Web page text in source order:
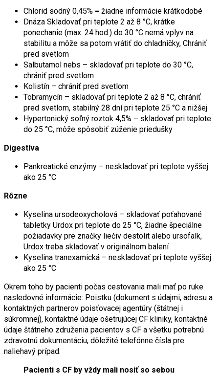
Chlorid sodný 0,45% = žiadne informácie krátkodobé
Dnáza Skladovať pri teplote 2 až 8 °C, krátke
ponechanie (max. 24 hod.) do 30 °C nemá vplyv na
stabilitu a môže sa potom vrátiť do chladničky, Chrániť
pred svetlom
Salbutamol nebs – skladovať pri teplote do 30 °C,
chrániť pred svetlom
Kolistín – chrániť pred svetlom
Tobramycín – skladovať pri teplote 2 až 8 °C, chrániť
pred svetlom, stabilný 28 dní pri teplote 25 °C a nižšej
Hypertonický soľný roztok 4,5% – skladovať pri teplote
do 25 °C, môže spôsobiť zúženie priedušky
Digestíva
Pankreatické enzýmy – neskladovať pri teplote vyššej
ako 25 °C
Rôzne
Kyselina ursodeoxycholová – skladovať poťahované
tabletky Urdox pri teplote do 25 °C, žiadne špeciálne
požiadavky pre značky liečiv destolit alebo ursofalk,
Urdox treba skladovať v originálnom balení
Kyselina tranexamická – neskladovať pri teplote vyššej
ako 25 °C
Okrem toho by pacienti počas cestovania mali mať po ruke
nasledovné informácie: Poistku (dokument s údajmi, adresu a
kontaktných partnerov poisťovacej agentúry (štátnej i
súkromnej), kontaktné údaje ošetrujúcej CF kliniky, kontaktné
údaje štátneho združenia pacientov s CF a všetku potrebnú
zdravotnú dokumentáciu, dôležité telefónne čísla pre
naliehavý prípad.
Pacienti s CF by vždy mali nosiť so sebou